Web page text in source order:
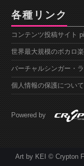
各種リンク
コンテンツ投稿サイト
世界最大規模のボカロ
バーチャルシンガー・
個人情報の保護について
Powered by
Art by KEI © Crypton